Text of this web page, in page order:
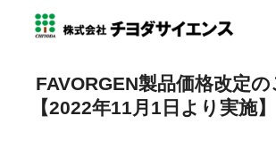
FAVORGEN製品価格改定の
【2022年11月1日より実施】